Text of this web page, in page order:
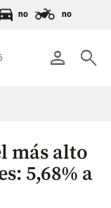
no no
person search
más alto
5,68% a